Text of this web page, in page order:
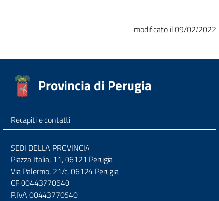
modificato il 09/02/2022
Provincia di Perugia
Recapiti e contatti
SEDI DELLA PROVINCIA
Piazza Italia, 11, 06121 Perugia
Via Palermo, 21/c, 06124 Perugia
CF 00443770540
P.IVA 00443770540